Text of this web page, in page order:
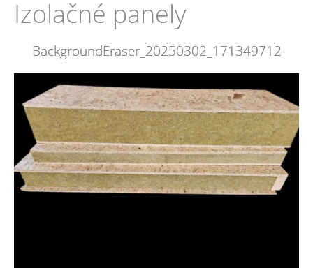
Izolačné panely
BackgroundEraser_20250302_171349712